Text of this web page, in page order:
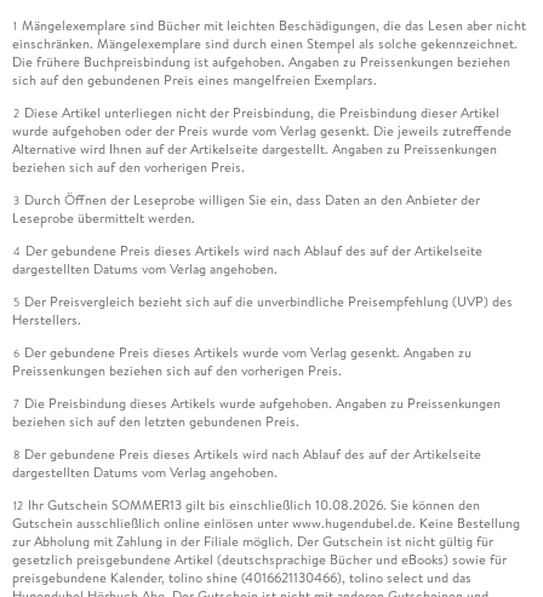
1 Mängelexemplare sind Bücher mit leichten Beschädigungen, die das Lesen aber nicht
einschränken. Mängelexemplare sind durch einen Stempel als solche gekennzeichnet.
Die frühere Buchpreisbindung ist aufgehoben. Angaben zu Preissenkungen beziehen
sich auf den gebundenen Preis eines mangelfreien Exemplars.
2 Diese Artikel unterliegen nicht der Preisbindung, die Preisbindung dieser Artikel
wurde aufgehoben oder der Preis wurde vom Verlag gesenkt. Die jeweils zutreffende
Alternative wird Ihnen auf der Artikelseite dargestellt. Angaben zu Preissenkungen
beziehen sich auf den vorherigen Preis.
3 Durch Öffnen der Leseprobe willigen Sie ein, dass Daten an den Anbieter der
Leseprobe übermittelt werden.
4 Der gebundene Preis dieses Artikels wird nach Ablauf des auf der Artikelseite
dargestellten Datums vom Verlag angehoben.
5 Der Preisvergleich bezieht sich auf die unverbindliche Preisempfehlung (UVP) des
Herstellers.
6 Der gebundene Preis dieses Artikels wurde vom Verlag gesenkt. Angaben zu
Preissenkungen beziehen sich auf den vorherigen Preis.
7 Die Preisbindung dieses Artikels wurde aufgehoben. Angaben zu Preissenkungen
beziehen sich auf den letzten gebundenen Preis.
8 Der gebundene Preis dieses Artikels wird nach Ablauf des auf der Artikelseite
dargestellten Datums vom Verlag angehoben.
12 Ihr Gutschein SOMMER13 gilt bis einschließlich 10.08.2026. Sie können den
Gutschein ausschließlich online einlösen unter www.hugendubel.de. Keine Bestellung
zur Abholung mit Zahlung in der Filiale möglich. Der Gutschein ist nicht gültig für
gesetzlich preisgebundene Artikel (deutschsprachige Bücher und eBooks) sowie für
preisgebundene Kalender, tolino shine (4016621130466), tolino select und das